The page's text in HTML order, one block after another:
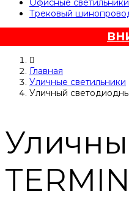
Офисные светильники
Трековый
Главная
Уличные светильники
Уличный